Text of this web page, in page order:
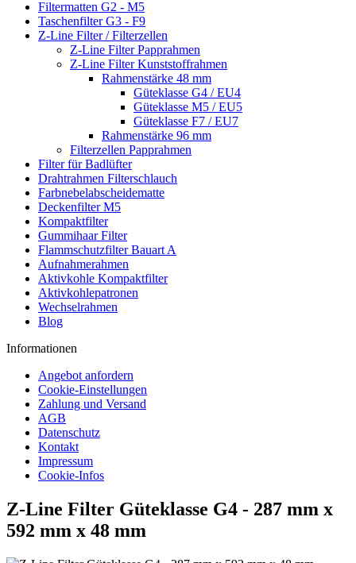
Filtermatten G2 - M5
Taschenfilter G3 - F9
Z-Line Filter / Filterzellen
Z-Line Filter Papprahmen
Z-Line Filter Kunststoffrahmen
Rahmenstärke 48 mm
Güteklasse G4 / EU4
Güteklasse M5 / EU5
Güteklasse F7 / EU7
Rahmenstärke 96 mm
Filterzellen Papprahmen
Filter für Badlüfter
Drahtrahmen Filterschlauch
Farbnebelabscheidematte
Deckenfilter M5
Kompaktfilter
Gummihaar Filter
Flammschutzfilter Bauart A
Aufnahmerahmen
Aktivkohle Kompaktfilter
Aktivkohlepatronen
Wechselrahmen
Blog
Informationen
Angebot anfordern
Cookie-Einstellungen
Zahlung und Versand
AGB
Datenschutz
Kontakt
Impressum
Cookie-Infos
Z-Line Filter Güteklasse G4 - 287 mm x
592 mm x 48 mm